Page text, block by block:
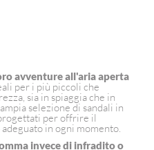
avventure all'aria aperta
per i più piccoli che
sia in spiaggia che in
selezione di sandali in
per offrire il
in ogni momento.
invece di infradito o